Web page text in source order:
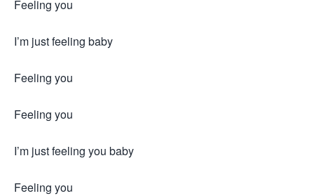
Feeling you
I’m just feeling baby
Feeling you
Feeling you
I’m just feeling you baby
Feeling you